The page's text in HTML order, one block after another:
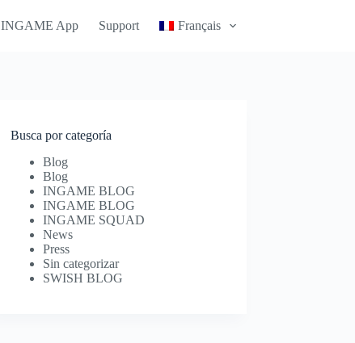
INGAME App Support Français
Busca por categoría
Blog
Blog
INGAME BLOG
INGAME BLOG
INGAME SQUAD
News
Press
Sin categorizar
SWISH BLOG